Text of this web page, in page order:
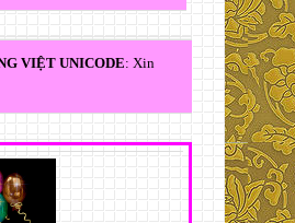
VIỆT UNICODE: Xin